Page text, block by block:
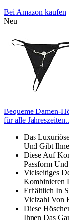
Bei Amazon kaufen
Neu
Bequeme Damen-
für alle
Das
Und Gibt
Diese Auf
Passform
Vielseitiges
Kombinieren
Erhältlich In
Vielzahl Von
Diese
Ihnen Das